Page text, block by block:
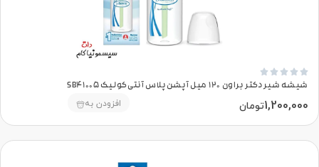





شیشه شیر دکتر براون 120 میل آپشن‌پلاس آنتی‌کولیک SB41005
1,200,000تومان افزودن به